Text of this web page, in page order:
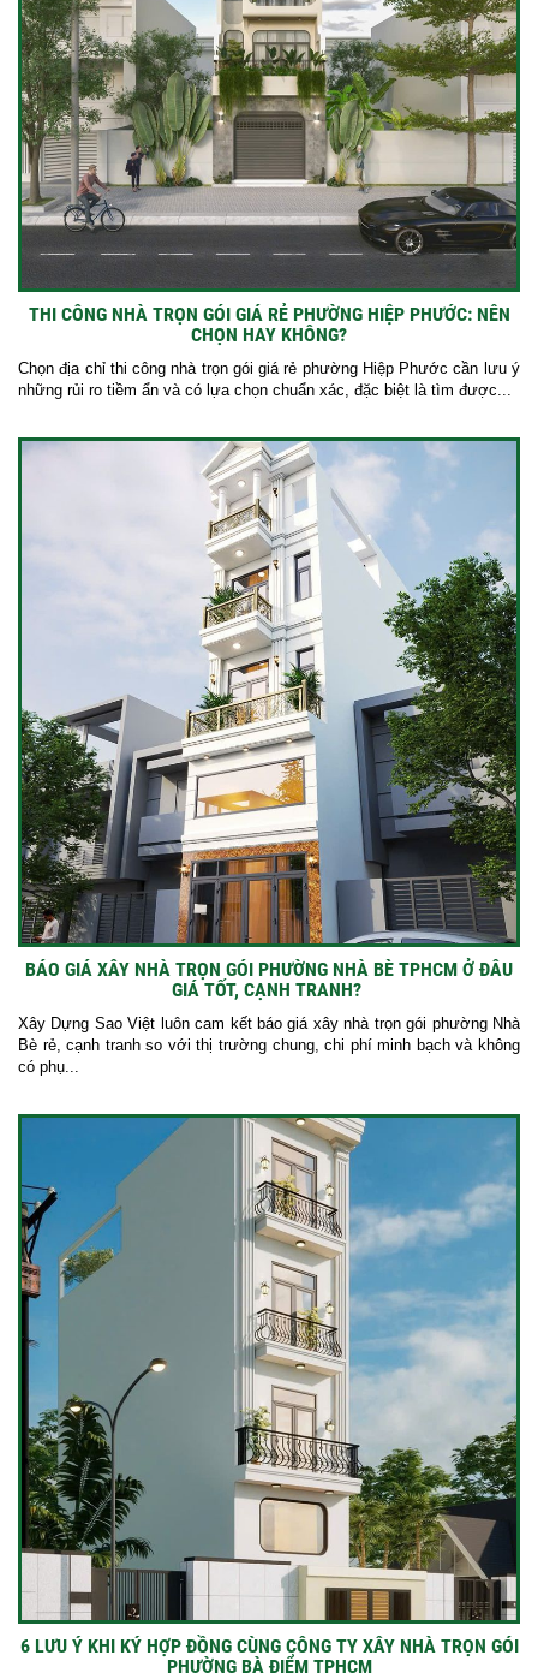
THI CÔNG NHÀ TRỌN GÓI GIÁ RẺ PHƯỜNG HIỆP PHƯỚC: NÊN
CHỌN HAY KHÔNG?
Chọn địa chỉ thi công nhà trọn gói giá rẻ phường Hiệp Phước cần lưu ý
những rủi ro tiềm ẩn và có lựa chọn chuẩn xác, đặc biệt là tìm được...
BÁO GIÁ XÂY NHÀ TRỌN GÓI PHƯỜNG NHÀ BÈ TPHCM Ở ĐÂU
GIÁ TỐT, CẠNH TRANH?
Xây Dựng Sao Việt luôn cam kết báo giá xây nhà trọn gói phường Nhà
Bè rẻ, cạnh tranh so với thị trường chung, chi phí minh bạch và không
có phụ...
6 LƯU Ý KHI KÝ HỢP ĐỒNG CÙNG CÔNG TY XÂY NHÀ TRỌN GÓI
PHƯỜNG BÀ ĐIỂM TPHCM